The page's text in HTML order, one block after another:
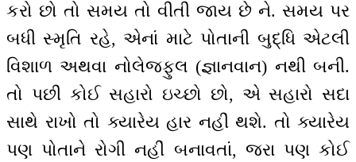
કરો છો તો સમય તો વીતી જાય છે ને. સમય પર
બધી સ્મૃતિ રહે, એનાં માટે પોતાની બુદ્ધિ એટલી
વિશાળ અથવા નોલેજફુલ (જ્ઞાનવાન) નથી બની.
તો પછી કોઈ સહારો ઇચ્છો છો, એ સહારો સદા
સાથે રાખો તો ક્યારેય હાર નહીં થશે. તો ક્યારેય
પણ પોતાને રોગી નહીં બનાવતાં, જરા પણ કોઈ